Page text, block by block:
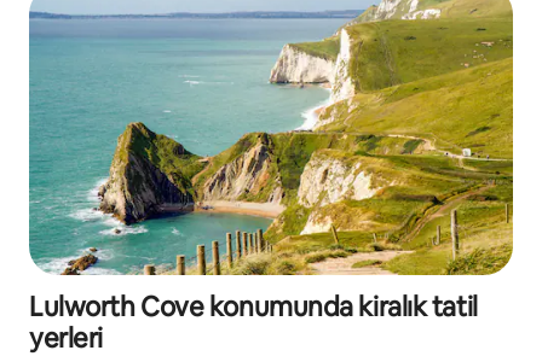
Lulworth Cove konumunda kiralık tatil
yerleri